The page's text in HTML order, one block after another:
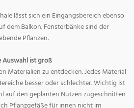
lässt sich ein Eingangsbereich ebenso
dem Balkon. Fensterbänke sind der
Pflanzen.
Auswahl ist groß
Materialien zu entdecken. Jedes Material
besser oder schlechter. Wichtig ist
auf den geplanten Nutzen zugeschnitten